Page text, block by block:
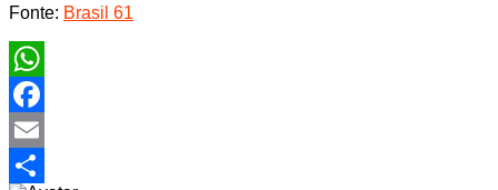
Fonte: Brasil 61
WhatsApp
Facebook
Email